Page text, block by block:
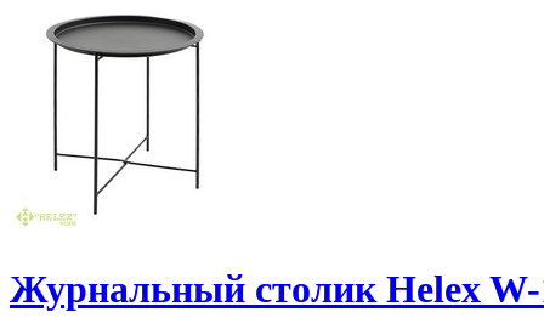
Журнальный столик Helex